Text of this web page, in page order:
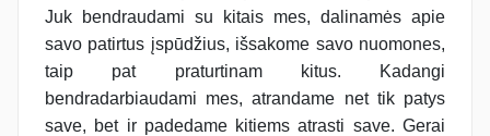
Juk bendraudami su kitais mes, dalinamės apie
savo patirtus įspūdžius, išsakome savo nuomones,
taip pat praturtinam kitus. Kadangi
bendradarbiaudami mes, atrandame net tik patys
save, bet ir padedame kitiems atrasti save. Gerai